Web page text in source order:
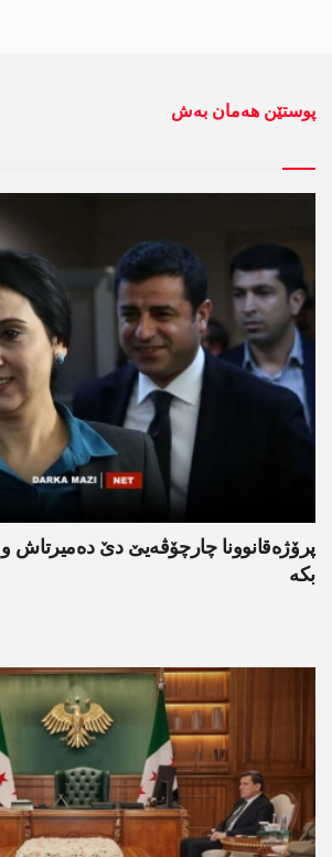
پوستێن ھەمان بەش
پرۆژەقانوونا چارچۆڤەیێ دێ دەمیرتاش و
بکە